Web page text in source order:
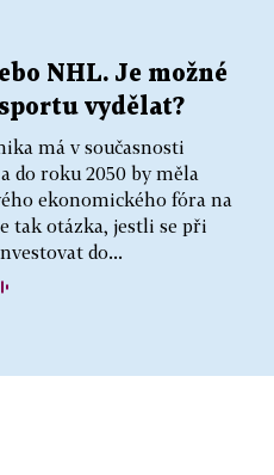
NHL. Je možné
vydělat?
má v současnosti
do roku 2050 by měla
ekonomického fóra na
tak otázka, jestli se při
do...